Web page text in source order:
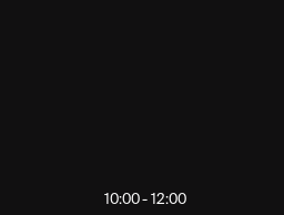
10:00 - 12:00